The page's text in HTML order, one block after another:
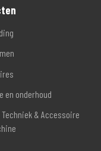
en onderhoud
Techniek & Accessoire